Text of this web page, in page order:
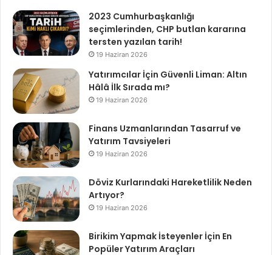
2023 Cumhurbaşkanlığı
seçimlerinden, CHP butlan kararına
tersten yazılan tarih!
19 Haziran 2026
Yatırımcılar İçin Güvenli Liman: Altın
Hâlâ İlk Sırada mı?
19 Haziran 2026
Finans Uzmanlarından Tasarruf ve
Yatırım Tavsiyeleri
19 Haziran 2026
Döviz Kurlarındaki Hareketlilik Neden
Artıyor?
19 Haziran 2026
Birikim Yapmak İsteyenler İçin En
Popüler Yatırım Araçları